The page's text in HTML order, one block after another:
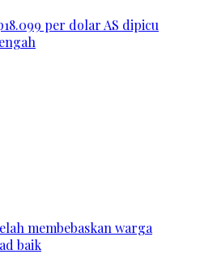
per dolar AS dipicu
membebaskan warga
baik